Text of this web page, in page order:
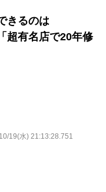
きるのは
超有名店で20年修
19(水) 21:13:28.751